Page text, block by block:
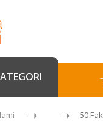
50